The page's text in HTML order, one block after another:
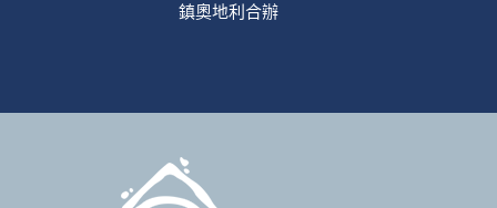
鎮奧地利合辦